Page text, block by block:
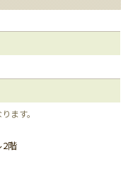
ます。
2階